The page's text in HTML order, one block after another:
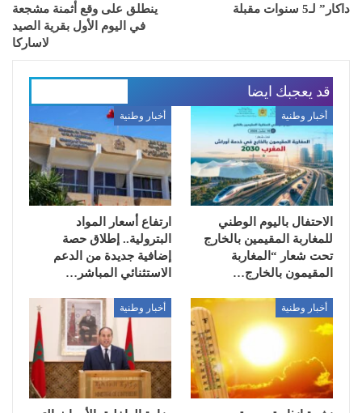
داكار” لـ5 سنوات مقبلة
ينطلق على وقع أثمنة مشجعة
في اليوم الأول بقرية الصيد
لاساركا
قد يعجبك ايضا
أخبار وطنية
الاحتفال باليوم الوطني
للمغاربة المقيمين بالخارج
تحت شعار “المغاربة
المقيمون بالخارج…
أخبار وطنية
ارتفاع أسعار المواد
البترولية.. إطلاق حصة
إضافية جديدة من الدعم
الاستثنائي المباشر…
أخبار وطنية أخبار وطنية